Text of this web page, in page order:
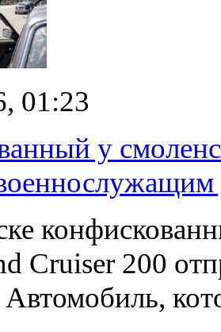
01:23
у
Cruiser 200
Автомобиль,